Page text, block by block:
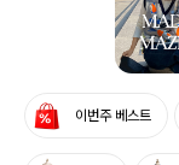
이번주 베스트